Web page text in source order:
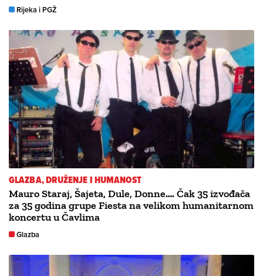
Rijeka i PGŽ
GLAZBA, DRUŽENJE I HUMANOST
Mauro Staraj, Šajeta, Dule, Donne…. Čak 35 izvođača
za 35 godina grupe Fiesta na velikom humanitarnom
koncertu u Čavlima
Glazba